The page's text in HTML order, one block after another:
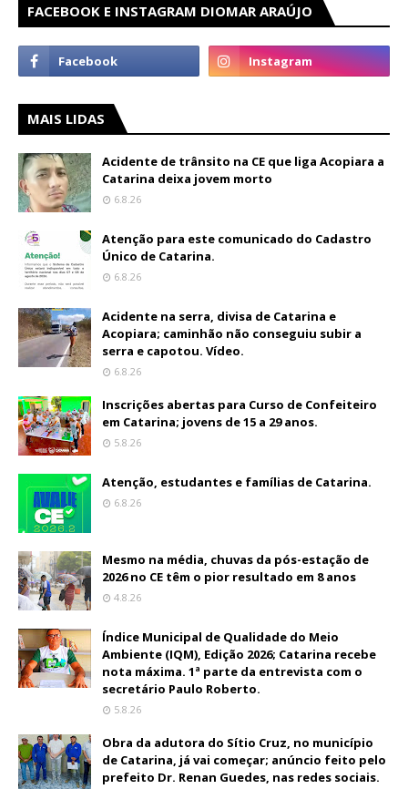
FACEBOOK E INSTAGRAM DIOMAR ARAÚJO
MAIS LIDAS
Acidente de trânsito na CE que liga Acopiara a
Catarina deixa jovem morto
6.8.26
Atenção para este comunicado do Cadastro
Único de Catarina.
6.8.26
Acidente na serra, divisa de Catarina e
Acopiara; caminhão não conseguiu subir a
serra e capotou. Vídeo.
6.8.26
Inscrições abertas para Curso de Confeiteiro
em Catarina; jovens de 15 a 29 anos.
5.8.26
Atenção, estudantes e famílias de Catarina.
6.8.26
Mesmo na média, chuvas da pós-estação de
2026 no CE têm o pior resultado em 8 anos
4.8.26
Índice Municipal de Qualidade do Meio
Ambiente (IQM), Edição 2026; Catarina recebe
nota máxima. 1ª parte da entrevista com o
secretário Paulo Roberto.
5.8.26
Obra da adutora do Sítio Cruz, no município
de Catarina, já vai começar; anúncio feito pelo
prefeito Dr. Renan Guedes, nas redes sociais.